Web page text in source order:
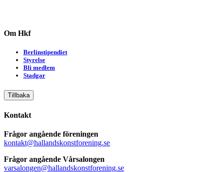
Om Hkf
Berlinstipendiet
Styrelse
Bli medlem
Stadgar
Tillbaka
Kontakt
Frågor angående föreningen
kontakt@hallandskonstforening.se
Frågor angående Vårsalongen
varsalongen@hallandskonstforening.se